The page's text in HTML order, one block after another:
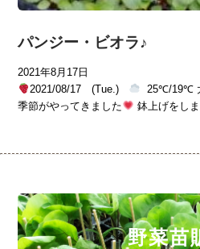
パンジー・ビオラ♪
2021年8月17日
2021/08/17 (Tue.)
25℃/19℃
季節がやってきました
鉢上げをし
野菜苗